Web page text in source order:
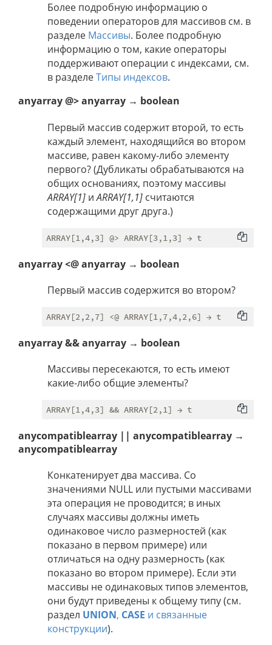
Более подробную информацию о
поведении операторов для массивов см. в
разделе Массивы. Более подробную
информацию о том, какие операторы
поддерживают операции с индексами, см.
в разделеТипы индексов.
anyarray @> anyarray → boolean
Первый массив содержит второй, то есть
каждый элемент, находящийся во втором
массиве, равен какому-либо элементу
первого? (Дубликаты обрабатываются на
общих основаниях, поэтому массивы
ARRAY[1] иARRAY[1,1] считаются
содержащими друг друга.)
anyarray <@ anyarray → boolean
Первый массив содержится во втором?
anyarray && anyarray → boolean
Массивы пересекаются, то есть имеют
какие-либо общие элементы?
anycompatiblearray || anycompatiblearray →
anycompatiblearray
Конкатенирует два массива. Со
значениями NULL или пустыми массивами
эта операция не проводится; в иных
случаях массивы должны иметь
одинаковое число размерностей (как
показано в первом примере) или
отличаться на одну размерность (как
показано во втором примере). Если эти
массивы не одинаковых типов элементов,
они будут приведены к общему типу (см.
раздел UNION, CASE и связанные
конструкции).